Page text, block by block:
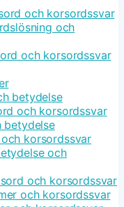
och korsordssvar
och
och korsordssvar
betydelse
och korsordssvar
betydelse
korsordssvar
och
och korsordssvar
och korsordssvar